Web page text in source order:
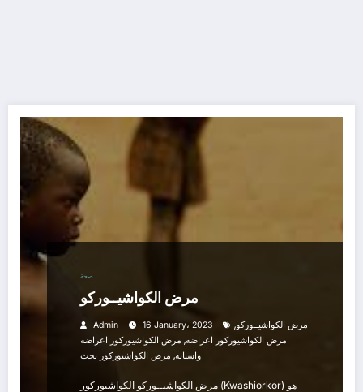
صحة
مرض الكواشيــوركو
Admin 16 January، 2023 مرض الكواشيــوركو,
مرض الكواشيوركور اعراضه, مرض الكواشيوركور اعراضه
واسبابه, مرض الكواشيوركور بحث
مرض الكواشيــوركو الكواشيوركور (Kwashiorkor) هو